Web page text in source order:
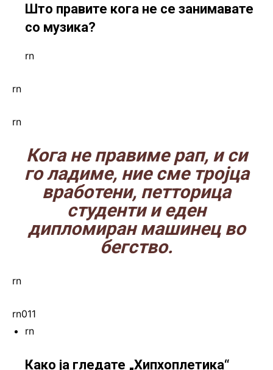
Што правите кога не се занимавате
со музика?
rn
rn
rn
Кога не правиме рап, и си
го ладиме, ние сме тројца
вработени, петторица
студенти и еден
дипломиран машинец во
бегство.
rn
rn011
rn
Како ја гледате „Хипхоплетика“